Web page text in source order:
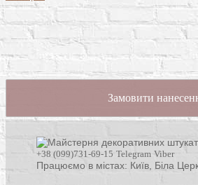
Замовити
+38 (099)731-69-15 Telegram Viber
Працюємо в містах: Київ, Біла